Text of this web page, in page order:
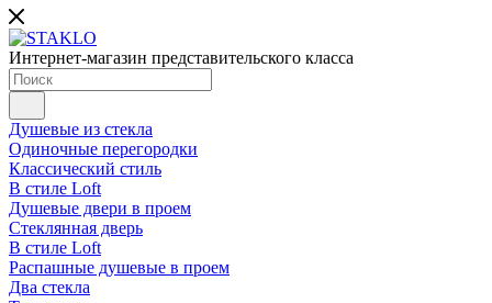
Интернет-магазин представительского класса
Душевые из стекла
Одиночные перегородки
Классический стиль
В стиле Loft
Душевые двери в проем
Стеклянная дверь
В стиле Loft
Распашные душевые в проем
Два стекла